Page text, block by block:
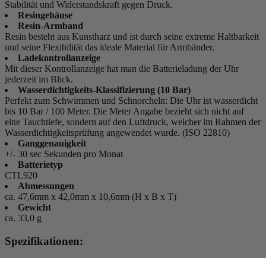
Stabilität und Widerstandskraft gegen Druck.
Resingehäuse
Resin-Armband
Resin besteht aus Kunstharz und ist durch seine extreme Haltbarkeit
und seine Flexibilität das ideale Material für Armbänder.
Ladekontrollanzeige
Mit dieser Kontrollanzeige hat man die Batterieladung der Uhr
jederzeit im Blick.
Wasserdichtigkeits-Klassifizierung (10 Bar)
Perfekt zum Schwimmen und Schnorcheln: Die Uhr ist wasserdicht
bis 10 Bar / 100 Meter. Die Meter Angabe bezieht sich nicht auf
eine Tauchtiefe, sondern auf den Luftdruck, welcher im Rahmen der
Wasserdichtigkeitsprüfung angewendet wurde. (ISO 22810)
Ganggenauigkeit
+/- 30 sec Sekunden pro Monat
Batterietyp
CTL920
Abmessungen
ca. 47,6mm x 42,0mm x 10,6mm (H x B x T)
Gewicht
ca. 33,0 g
Spezifikationen: